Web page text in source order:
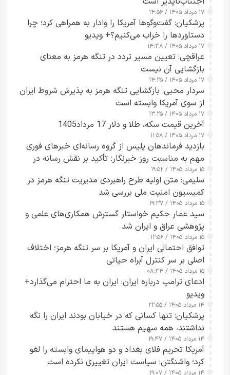
۱۷ مرداد ۱۴۰۵ / ۱۴:۵۶
پزشکیان: گفت‌وگوها آمریکا را وادار به همراهی کرد؛ چرا
دستاوردها را خراب می‌کنیم؟+ ویدیو
۱۷ مرداد ۱۴۰۵ / ۱۴:۳۸
عراقچی: تعیین مسیر تردد در تنگه هرمز به معنای
بازگشایی آن نیست
۱۷ مرداد ۱۴۰۵ / ۱۴:۲۵
سردار محبی: بازگشایی تنگه هرمز به پذیرش شروط ایران
از سوی آمریکا وابسته است
۱۷ مرداد ۱۴۰۵ / ۱۳:۲۵
آخرین قیمت سکه، طلا و دلار 17 مرداد1405
۱۷ مرداد ۱۴۰۵ / ۱۱:۵۸
بازدید فرماندهان پلیس از گروه رسانه‌ای خبرهای فوری
مهم به مناسبت روز خبرنگار؛ تأکید بر نقش رسانه در
تقویت امنیت و اعتماد عمومی
۱۵ مرداد ۱۴۰۵ / ۱۹:۵۲
سلیمی: متن اولیه طرح راهبردی مدیریت تنگه هرمز در
کمیسیون امنیت ملی بررسی شد
۱۵ مرداد ۱۴۰۵ / ۱۹:۳۷
سید عمار حکیم خواستار گسترش همکاری‌های علمی و
پژوهشی عراق و ایران شد
۱۵ مرداد ۱۴۰۵ / ۱۲:۵۶
توافق احتمالی ایران و آمریکا بر سر تنگه هرمز؛ اختلاف
اصلی بر سر کنترل آبراه حیاتی
۱۵ مرداد ۱۴۰۵ / ۰۸:۳۴
ادعای ترامپ درباره ایران: ایران به ما احترام می‌گذارد+
ویدیو
۱۴ مرداد ۱۴۰۵ / ۲۲:۵۵
پزشکیان: تنها کسانی که در خیابان بودند ایران را نگه
نداشتند، همه سهیم هستند
۱۴ مرداد ۱۴۰۵ / ۱۹:۴۷
آمریکا تحریم فلای بغداد و دو هواپیمای وابسته را لغو
کرد؛ واشنگتن: سیاست ایران تغییری نکرده است
۱۴ مرداد ۱۴۰۵ / ۱۹:۰۷